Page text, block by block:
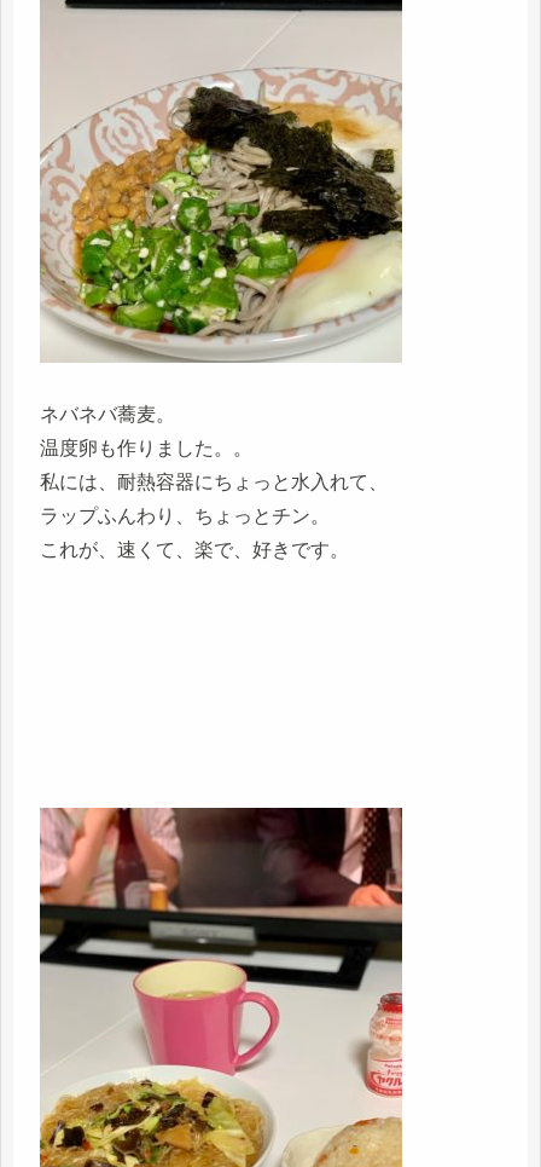
ネバネバ蕎麦。
温度卵も作りました。。
私には、耐熱容器にちょっと水入れて、
ラップふんわり、ちょっとチン。
これが、速くて、楽で、好きです。